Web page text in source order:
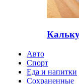
Авто
Спорт
Еда и напитки
Сохраненные